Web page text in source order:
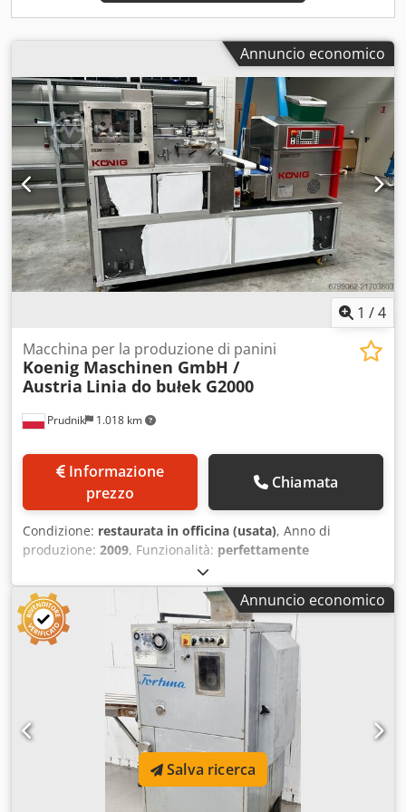
Annuncio economico
1 /4
Prudnik 1.018 km
Macchina per la produzione di panini
Koenig Maschinen GmbH /
Austria Linia do bułek G2000
prezzo
Chiamata
Condizione: restaurata in officina (usata), Anno di
produzione: 2009, Funzionalità: perfettamente
, L'offerta riguarda una linea usata per la
produzione di panini G2000, completa di formatrice-
arrotondatrice Mini Rex Futura del 2009. È progettata per
la produzione di panini: • rotondi, con o senza marchio •
allungati, senza marchio • tagliati • arrotolati • tipo "Kaiser"
• per hot dog • tipo "Poznań" Descrizione del prodotto:
Credey And Nepfx Af Ejf • Linea completamente automatica
e compatta per la produzione di panini. • Basata sulla
formatrice-arrotondatrice Mini Rex Futura del 2009, che è
a rotazione. • Funzionamento a 2 file. • Prelievo manuale
dei prodotti dal nastro di scarico. • Stazione di marcatura
con utensili facilmente sostituibili; incluso: testa per panini
tipo "Kaiser" e "Koryncki". • Unità integrata per allungare e
Annuncio economico
Salva ricerca